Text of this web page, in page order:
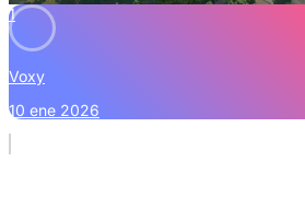
1
Voxy
10 ene 2026